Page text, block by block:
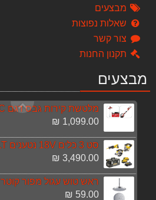
מבצעים
שאלות נפוצות
צור קשר
תקנון החנות
מבצעים
999.00 ₪
סט פטישון ואימפקט 18v dewalt 5A בראשלס
644.00 ₪
1,099.00 ₪
סט 3 כלים 18V נטענים DEWALT
3,490.00 ₪
ראש טוש עגול מפור קוטר 24 ס"מ
59.00 ₪